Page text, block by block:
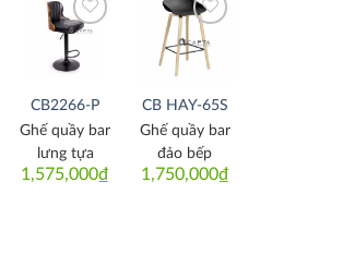
Thích
CB2266-P
1,575,000₫
Ghế quầy bar
lưng tựa
Thích
CB HAY-65S
1,750,000₫
Ghế quầy bar
đảo bếp